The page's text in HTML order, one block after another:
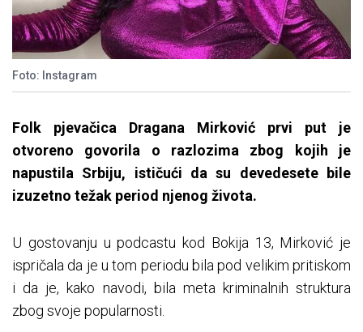
Foto: Instagram
Folk pjevačica Dragana Mirković prvi put je
otvoreno govorila o razlozima zbog kojih je
napustila Srbiju, ističući da su devedesete bile
izuzetno težak period njenog života.
U gostovanju u podcastu kod Bokija 13, Mirković je
ispričala da je u tom periodu bila pod velikim pritiskom
i da je, kako navodi, bila meta kriminalnih struktura
zbog svoje popularnosti.